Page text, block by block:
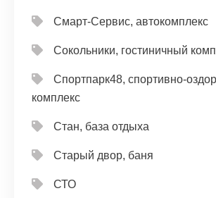
Смарт-Сервис, автокомплекс
Сокольники, гостиничный
Спортпарк48, спортивно-
комплекс
Стан, база отдыха
Старый двор, баня
СТО